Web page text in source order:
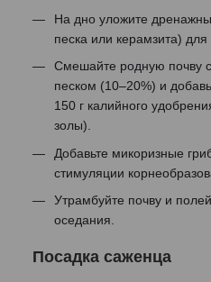
На дно уложите
песка или керамзита) для
Смешайте родную почву
песком (10–20%) и
150 г калийного
золы).
Добавьте микоризные
стимуляции
Утрамбуйте почву и
оседания.
Посадка саженца